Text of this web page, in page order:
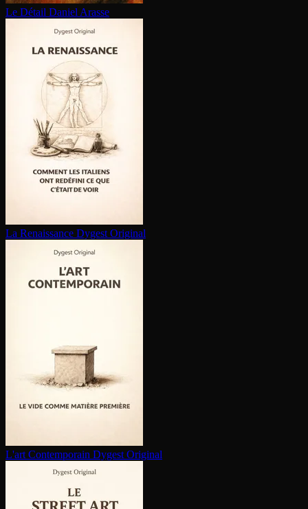
Le Détail Daniel Arasse
La Renaissance Dygest Original
L'art Contem­po­rain Dygest Original